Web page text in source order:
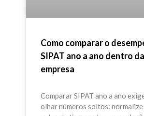
Como comparar o
SIPAT ano a ano dentro
empresa
Comparar SIPAT ano a ano
olhar números soltos: normalize